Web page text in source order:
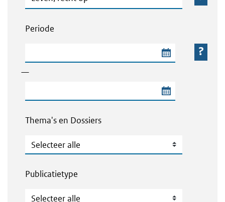
Periode
—
Thema's en Dossiers
Thema's en Dossiers
Publicatietype
Publicatietype